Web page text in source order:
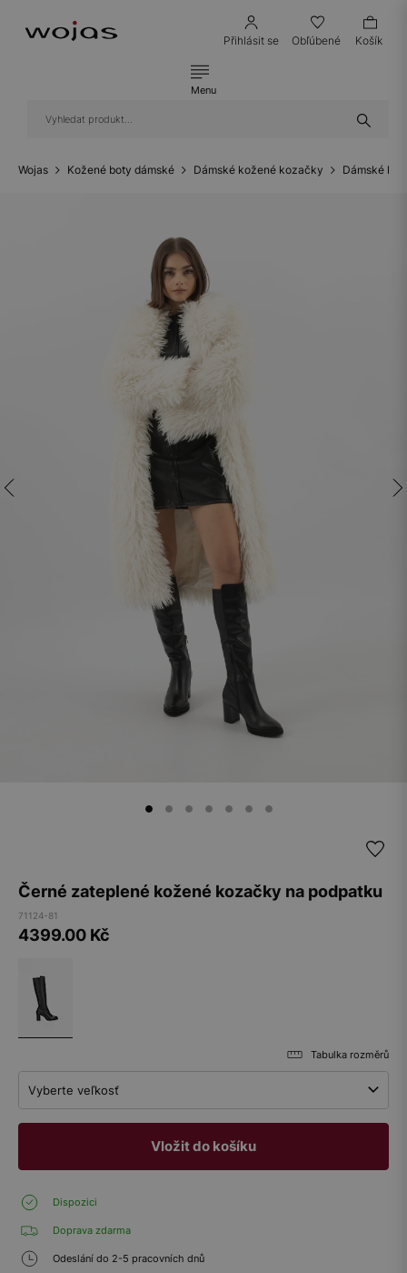
Přihlásit se Obľúbené Košík
Menu
Wojas Kožené boty dámské Dámské kožené kozačky Dámské
Černé zateplené kožené kozačky na podpatku
71124-81
4399.00 Kč
Tabulka rozměrů
Vyberte veľkosť
Vložit do košíku
Dispozici
Doprava zdarma
Odeslání do 2-5 pracovních dnů